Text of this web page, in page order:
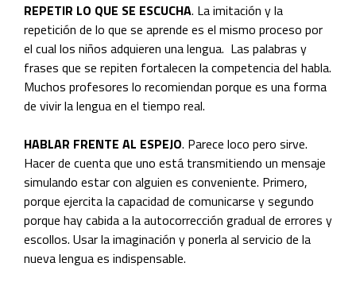
REPETIR LO QUE SE ESCUCHA. La imitación y la
repetición de lo que se aprende es el mismo proceso por
el cual los niños adquieren una lengua. Las palabras y
frases que se repiten fortalecen la competencia del habla.
Muchos profesores lo recomiendan porque es una forma
de vivir la lengua en el tiempo real.
HABLAR FRENTE AL ESPEJO. Parece loco pero sirve.
Hacer de cuenta que uno está transmitiendo un mensaje
simulando estar con alguien es conveniente. Primero,
porque ejercita la capacidad de comunicarse y segundo
porque hay cabida a la autocorrección gradual de errores y
escollos. Usar la imaginación y ponerla al servicio de la
nueva lengua es indispensable.